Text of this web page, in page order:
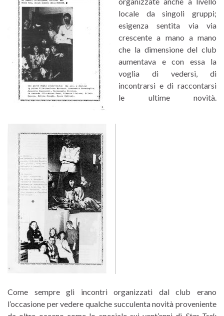
locale da singoli gruppi;
esigenza sentita via via
crescente a mano a mano
che la dimensione del club
aumentava e con essa la
voglia di vedersi, di
incontrarsi e di raccontarsi
le ultime novità.
Come sempre gli incontri organizzati dal club erano
l’occasione per vedere qualche succulenta novità proveniente